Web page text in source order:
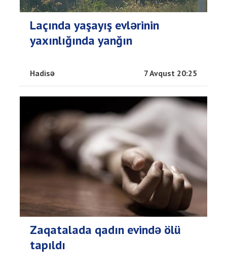
Laçında yaşayış evlərinin
yaxınlığında yanğın
Hadisə 7 Avqust 20:25
Zaqatalada qadın evində ölü
tapıldı